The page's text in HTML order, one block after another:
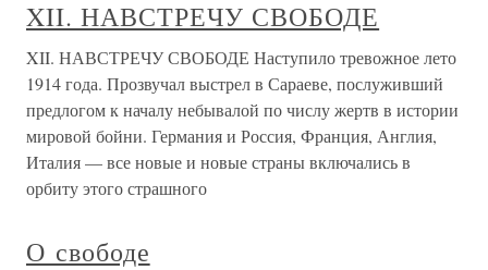
XII. НАВСТРЕЧУ СВОБОДЕ
XII. НАВСТРЕЧУ СВОБОДЕ Наступило тревожное лето
1914 года. Прозвучал выстрел в Сараеве, послуживший
предлогом к началу небывалой по числу жертв в истории
мировой бойни. Германия и Россия, Франция, Англия,
Италия — все новые и новые страны включались в
орбиту этого страшного
О свободе